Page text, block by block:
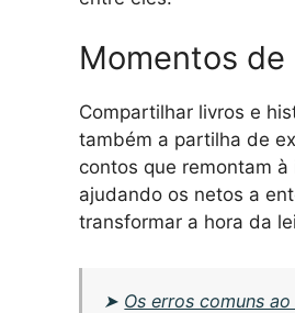
Momentos
Compartilhar livros e
também a partilha de
contos que remontam
ajudando os netos a
transformar a hora da
➤ Os erros comuns